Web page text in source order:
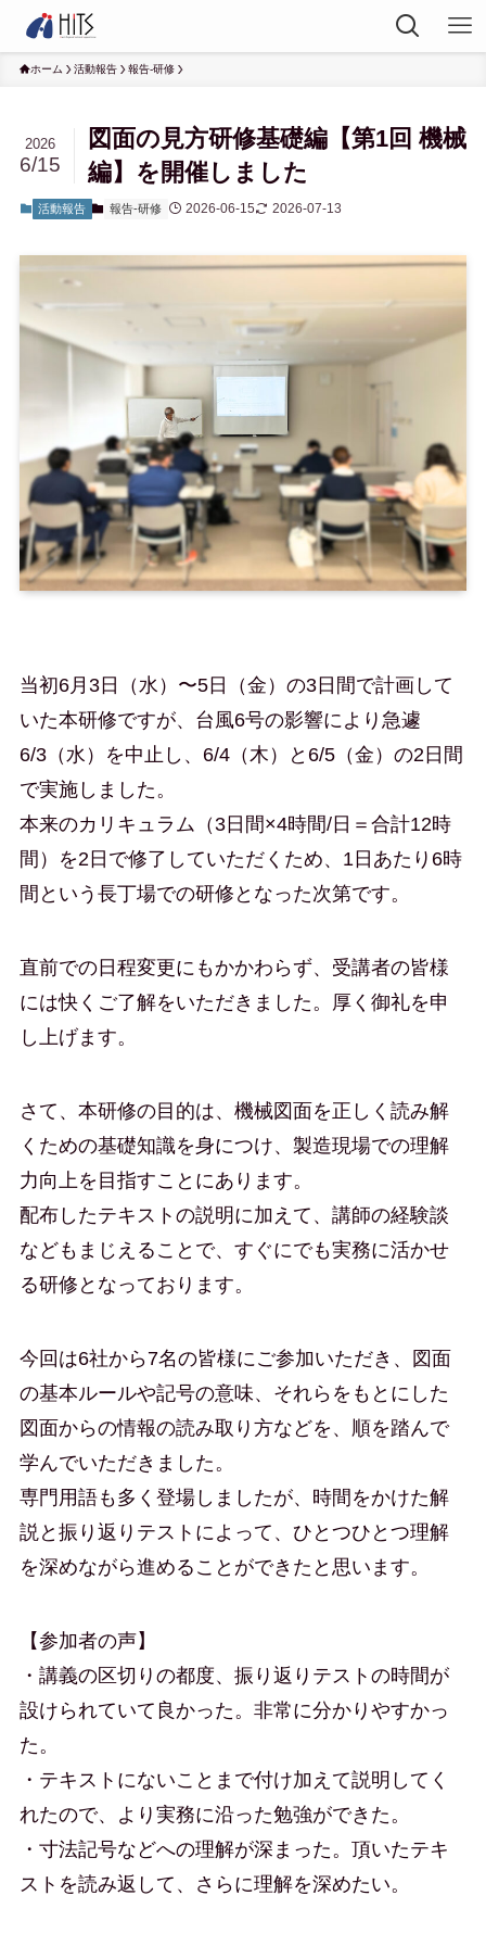
ホーム 活動報告 報告-研修
図面の見方研修基礎編【第1回 機械
編】を開催しました
2026
6/15
活動報告 報告-研修 2026-06-15 2026-07-13
当初6月3日（水）〜5日（金）の3日間で計画して
いた本研修ですが、台風6号の影響により急遽
6/3（水）を中止し、6/4（木）と6/5（金）の2日間
で実施しました。
本来のカリキュラム（3日間×4時間/日＝合計12時
間）を2日で修了していただくため、1日あたり6時
間という長丁場での研修となった次第です。
直前での日程変更にもかかわらず、受講者の皆様
には快くご了解をいただきました。厚く御礼を申
し上げます。
さて、本研修の目的は、機械図面を正しく読み解
くための基礎知識を身につけ、製造現場での理解
力向上を目指すことにあります。
配布したテキストの説明に加えて、講師の経験談
などもまじえることで、すぐにでも実務に活かせ
る研修となっております。
今回は6社から7名の皆様にご参加いただき、図面
の基本ルールや記号の意味、それらをもとにした
図面からの情報の読み取り方などを、順を踏んで
学んでいただきました。
専門用語も多く登場しましたが、時間をかけた解
説と振り返りテストによって、ひとつひとつ理解
を深めながら進めることができたと思います。
【参加者の声】
・講義の区切りの都度、振り返りテストの時間が
設けられていて良かった。非常に分かりやすかっ
た。
・テキストにないことまで付け加えて説明してく
れたので、より実務に沿った勉強ができた。
・寸法記号などへの理解が深まった。頂いたテキ
ストを読み返して、さらに理解を深めたい。